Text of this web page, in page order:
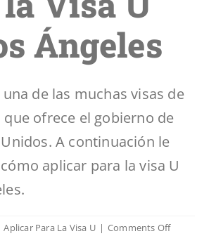
Ángeles
una de las muchas visas de
ofrece el gobierno de
A continuación le
aplicar para la visa U
Aplicar Para La Visa U | Comments Offon